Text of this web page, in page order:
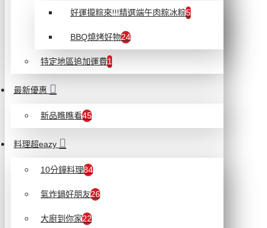
好運攏粽來!!!精選端午肉粽冰粽5
BBQ燒烤好物24
特定地區追加運費1
最新優惠
新品瞧瞧看45
料理超eazy
10分鐘料理84
氣炸鍋好朋友26
大廚到你家22